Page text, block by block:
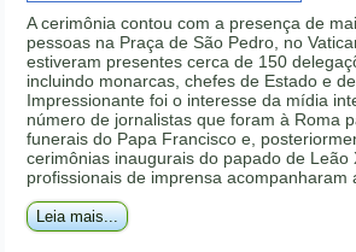
A cerimônia contou com a presença de
pessoas na Praça de São Pedro, no
estiveram presentes cerca de 150
incluindo monarcas, chefes de Estado e
Impressionante foi o interesse da mídia
número de jornalistas que foram à Roma
funerais do Papa Francisco e,
cerimônias inaugurais do papado de Leão
profissionais de imprensa acompanharam
Leia mais...